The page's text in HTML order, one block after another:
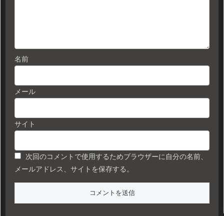
名前
メール
サイト
次回のコメントで使用するためブラウザーに自分の名前、
メールアドレス、サイトを保存する。